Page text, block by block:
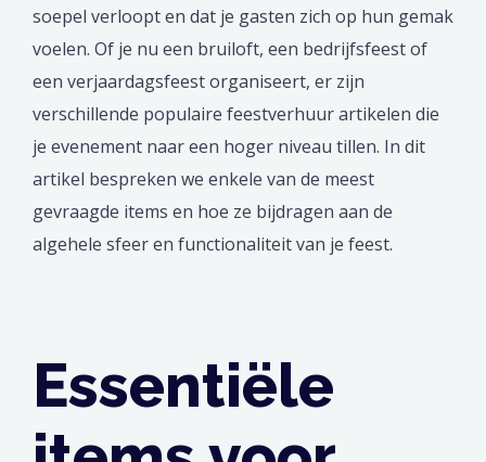
soepel verloopt en dat je gasten zich op hun gemak
voelen. Of je nu een bruiloft, een bedrijfsfeest of
een verjaardagsfeest organiseert, er zijn
verschillende populaire feestverhuur artikelen die
je evenement naar een hoger niveau tillen. In dit
artikel bespreken we enkele van de meest
gevraagde items en hoe ze bijdragen aan de
algehele sfeer en functionaliteit van je feest.
Essentiële